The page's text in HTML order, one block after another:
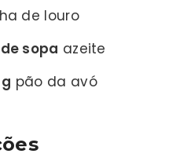
de louro
sopa azeite
pão da avó